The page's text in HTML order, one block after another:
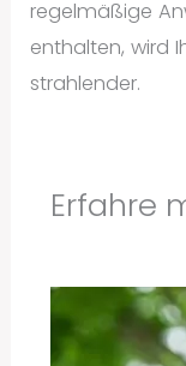
regelmäßige
enthalten, wird
strahlender.
Erfahre